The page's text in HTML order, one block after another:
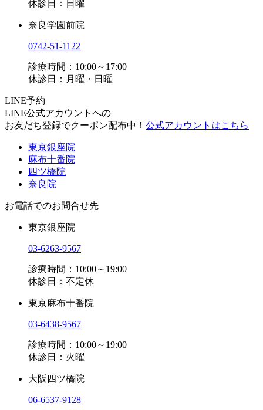
休診日：日曜
奈良学園前院
0742-51-1122
診療時間：10:00～17:00
休診日：月曜・日曜
LINE予約
LINE公式アカウントへの
お友だち登録でクーポン配布中！ 公式アカウントはこちら
東京銀座院
麻布十番院
四ツ橋院
奈良院
お電話でのお問合せ先
東京銀座院
03-6263-9567
診療時間：10:00～19:00
休診日：不定休
東京麻布十番院
03-6438-9567
診療時間：10:00～19:00
休診日：火曜
大阪四ツ橋院
06-6537-9128